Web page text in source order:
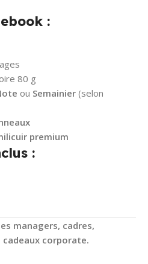
:
80 g
ou Semainier (selon
premium
:
managers, cadres,
corporate.